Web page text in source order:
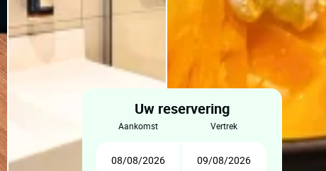
Uw reservering
aankomst vertrek